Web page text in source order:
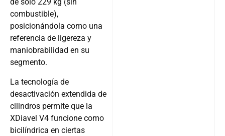
combustible),
posicionándola como una
referencia de ligereza y
maniobrabilidad en su
segmento.
La tecnología de
desactivación extendida de
cilindros permite que la
XDiavel V4 funcione como
bicilíndrica en ciertas